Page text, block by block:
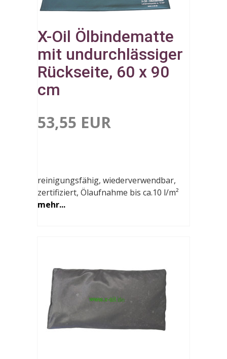
X-Oil Ölbindematte
mit undurchlässiger
Rückseite, 60 x 90
cm
53,55 EUR
reinigungsfähig, wiederverwendbar,
zertifiziert, Ölaufnahme bis ca.10 l/m²
mehr...